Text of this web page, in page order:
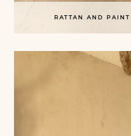
RATTAN AND